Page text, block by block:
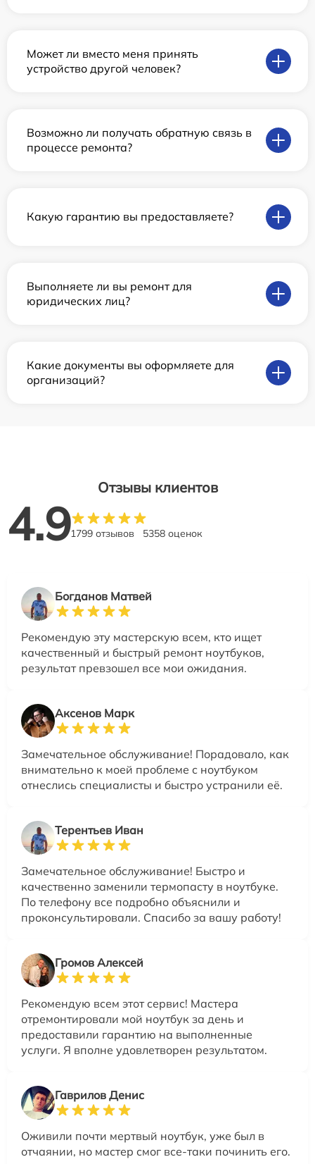
Может ли вместо меня принять
устройство другой человек?
Возможно ли получать обратную связь в
процессе ремонта?
Какую гарантию вы предоставляете?
Выполняете ли вы ремонт для
юридических лиц?
Какие документы вы оформляете для
организаций?
Отзывы клиентов
4.91799 отзывов 5358 оценок
Богданов Матвей
Рекомендую эту мастерскую всем, кто ищет
качественный и быстрый ремонт ноутбуков,
результат превзошел все мои ожидания.
Аксенов Марк
Замечательное обслуживание! Порадовало, как
внимательно к моей проблеме с ноутбуком
отнеслись специалисты и быстро устранили её.
Терентьев Иван
Замечательное обслуживание! Быстро и
качественно заменили термопасту в ноутбуке.
По телефону все подробно объяснили и
проконсультировали. Спасибо за вашу работу!
Громов Алексей
Рекомендую всем этот сервис! Мастера
отремонтировали мой ноутбук за день и
предоставили гарантию на выполненные
услуги. Я вполне удовлетворен результатом.
Гаврилов Денис
Оживили почти мертвый ноутбук, уже был в
отчаянии, но мастер смог все-таки починить его.